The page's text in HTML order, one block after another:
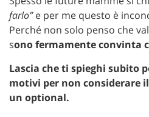
farlo”e per me questo è
Perché non solo penso che
sono fermamente convinta
Lascia che ti spieghi subito
motivi per non considerare
un optional.